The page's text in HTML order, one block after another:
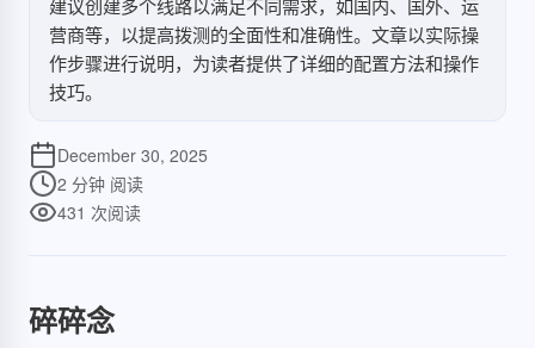
建议创建多个线路以满足不同需求，如国内、国外、运
营商等，以提高拨测的全面性和准确性。文章以实际操
作步骤进行说明，为读者提供了详细的配置方法和操作
技巧。
December 30, 2025
2 分钟 阅读
431 次阅读
碎碎念